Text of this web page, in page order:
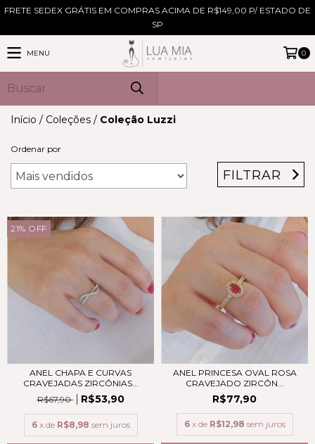
FRETE SEDEX GRÁTIS EM COMPRAS ACIMA DE R$149,00 P/ ESTADO DE
SP
MENU 0
Início / Coleções / Coleção Luzzi
Ordenar por
FILTRAR
21% OFF
ANEL CHAPA E CURVAS
CRAVEJADAS ZIRCÔNIAS...
R$67,90
R$53,90
6 x de R$8,98 sem juros
ANEL PRINCESA OVAL ROSA
CRAVEJADO ZIRCÔN...
R$77,90
6 x de R$12,98 sem juros